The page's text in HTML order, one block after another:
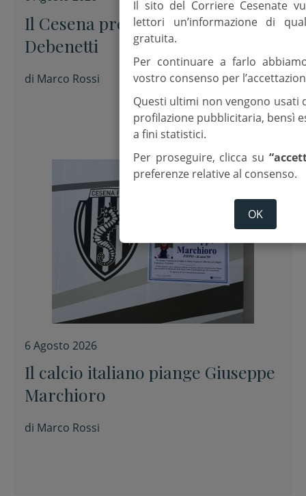
Il Cesena presenta Alessandro
Debenetti
di Marco Rossi
6 Agosto 2026
Il calcio italiano piange Giuseppe
Marchioro
di Marco Rossi
Il sito del Corriere Cesenate
lettori un’informazione di
gratuita.
Per continuare a farlo
vostro consenso per
Questi ultimi non vengono usati
profilazione pubblicitaria, bensì
a fini statistici.
Per proseguire, clicca su
preferenze relative al consenso.
OK